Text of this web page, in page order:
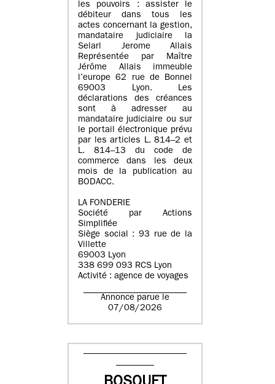
les pouvoirs : assister le
débiteur dans tous les
actes concernant la gestion,
mandataire judiciaire la
Selarl Jerome Allais
Représentée par Maître
Jérôme Allais immeuble
l’europe 62 rue de Bonnel
69003 Lyon. Les
déclarations des créances
sont à adresser au
mandataire judiciaire ou sur
le portail électronique prévu
par les articles L. 814–2 et
L. 814–13 du code de
commerce dans les deux
mois de la publication au
BODACC.
LA FONDERIE
Société par Actions
Simplifiée
Siège social : 93 rue de la
Villette
69003 Lyon
338 699 093 RCS Lyon
Activité : agence de voyages
Annonce parue le
07/08/2026